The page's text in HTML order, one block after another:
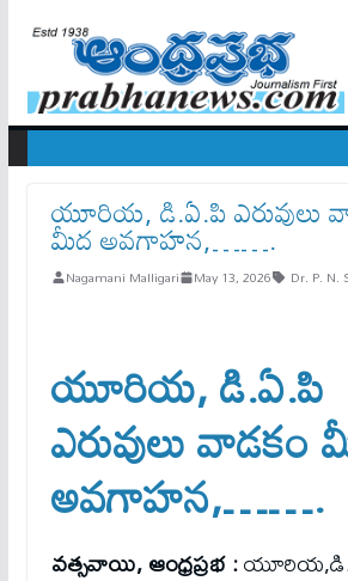
యూరియ, డి.ఏ.పి ఎరువులు
మీద అవగాహన,…….
Nagamani Malligari May 13, 2026 Dr. P. N.
యూరియ, డి.ఏ.పి
ఎరువులు వాడకం
అవగాహన,…….
వత్సవాయి, ఆంధ్రప్రభ :